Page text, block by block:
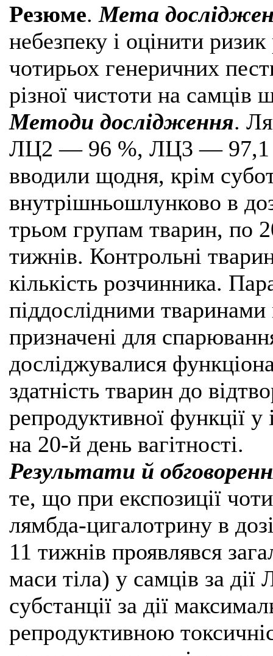
Резюме. Мета
небезпеку і оцінити
чотирьох генеричних
різної чистоти на самців
Методи дослідження.
ЛЦ2 — 96 %, ЛЦ3 — 97,1
вводили щодня, крім
внутрішньошлунково в
трьом групам тварин, по
тижнів. Контрольні
кількість розчинника.
піддослідними тваринами
призначені для
досліджувалися
здатність тварин до
репродуктивної функції
на 20-й день вагітності.
Результати й
те, що при експозиції
лямбда-цигалотрину в
11 тижнів проявлявся
маси тіла) у самців за
субстанції за дії
репродуктивною